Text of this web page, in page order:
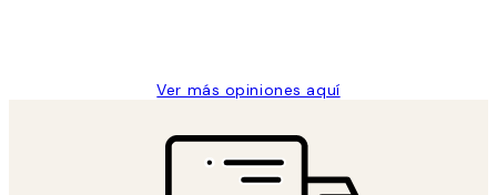
Ver más opiniones aquí